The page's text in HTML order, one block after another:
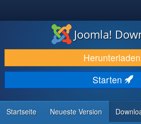
DOWNLOAD & ERWEITERN
ENTDECKEN & LERNEN
COMMUNITY & SUPPORT
RESSOURCEN FÜR ENTWICKLER
Joomla!
Herunterladen
Starten
Startseite Neueste Version